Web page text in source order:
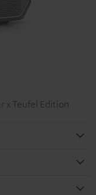
x Teufel Edition